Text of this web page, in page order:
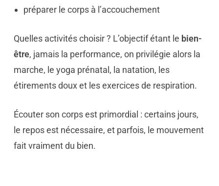
préparer le corps à l’accouchement
Quelles activités choisir ? L’objectif étant le bien-
être, jamais la performance, on privilégie alors la
marche, le yoga prénatal, la natation, les
étirements doux et les exercices de respiration.
Écouter son corps est primordial : certains jours,
le repos est nécessaire, et parfois, le mouvement
fait vraiment du bien.